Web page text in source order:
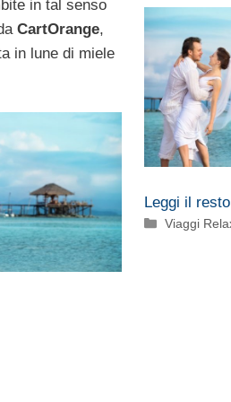
in tal senso
CartOrange,
in lune di miele
Leggi il resto
Categorie
Viaggi